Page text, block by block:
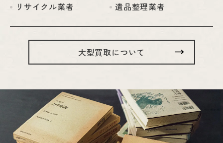
リサイクル業者
遺品整理業者
大型買取について